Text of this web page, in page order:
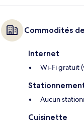
Commodités
Internet
Wi-Fi gratuit
Aucun
Cuisinette